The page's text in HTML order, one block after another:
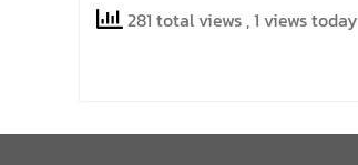
281 total views , 1 views today